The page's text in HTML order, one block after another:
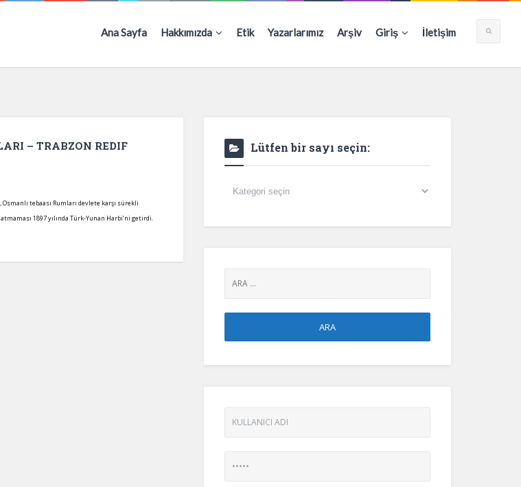
Ana Sayfa Hakkımızda Etik Yazarlarımız Arşiv Giriş İletişim
– TRABZON REDIF
tebaası Rumları devlete karşı sürekli
1897 yılında Türk-Yunan Harbi’ni getirdi.
Lütfen bir sayı seçin:
Lütfen